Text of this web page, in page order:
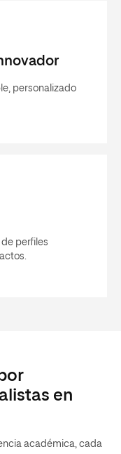
personalizado
perfiles
en
académica, cada